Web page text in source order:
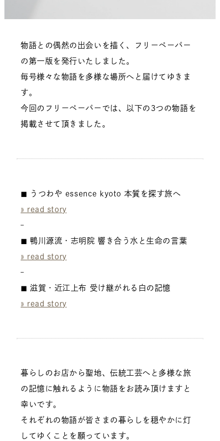
物語との偶然の出会いを描く、フリーペーパー
の第一版を発行いたしました。
毎号様々な物語を多様な場所へと届けてゆきま
す。
今回のフリーペーパーでは、以下の3つの物語を
掲載させて頂きました。
◼︎ うつわや essence kyoto 本質を探す旅へ
» read story
–
◼︎ 鴨川源流・志明院 響き合う水と生命の言葉
» read story
–
◼︎ 滋賀・近江上布 受け継がれる白の記憶
» read story
暮らしのお店から聖地、伝統工芸へと多様な旅
の記憶に触れるように物語をお読み頂けますと
幸いです。
それぞれの物語が皆さまの暮らしを穏やかに灯
してゆくことを願っています。